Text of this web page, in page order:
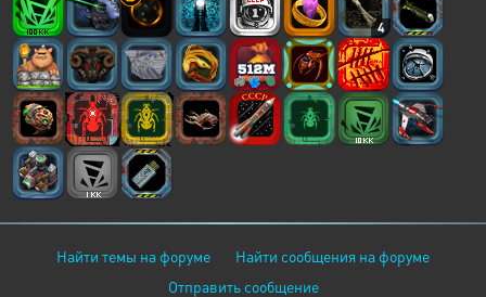
4
Найти темы на форуме
Найти сообщения на форуме
Отправить сообщение